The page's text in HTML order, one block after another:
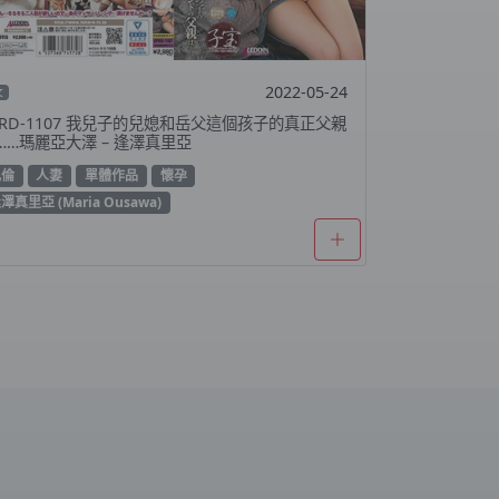
2022-05-24
1107 我兒子的兒媳和岳父這個孩子的真正父親
瑪麗亞大澤 – 逢澤真里亞
人妻 單體作品
懷孕
真里亞 (Maria Ousawa)